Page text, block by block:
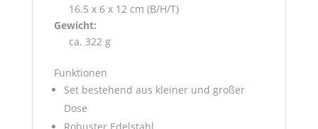
16.5 x 6 x 12 cm (B/H/T)
Gewicht:
ca. 322 g
Funktionen
Set bestehend aus kleiner und großer
Dose
Robuster Edelstahl